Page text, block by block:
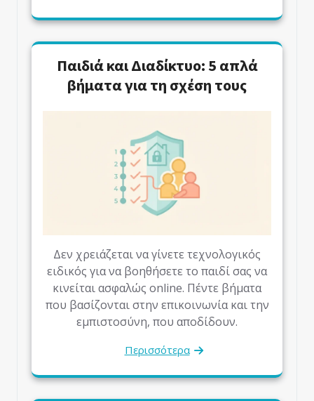
Παιδιά και Διαδίκτυο: 5 απλά
βήματα για τη σχέση τους
Δεν χρειάζεται να γίνετε τεχνολογικός
ειδικός για να βοηθήσετε το παιδί σας να
κινείται ασφαλώς online. Πέντε βήματα
που βασίζονται στην επικοινωνία και την
εμπιστοσύνη, που αποδίδουν.
Περισσότερα